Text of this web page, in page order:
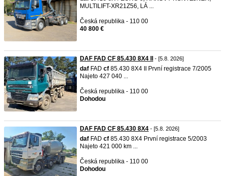
MULTILIFT​-XR21Z56,​ LÁ ...
Česká republika - 110 00
40 800 €
DAF FAD CF 85.430 8X4 II - [5.8. 2026]
daf FAD cf 85.430 8X4 II První registrace 7/2005
Najeto 427 040 ...
Česká republika - 110 00
Dohodou
DAF FAD CF 85.430 8X4 - [5.8. 2026]
daf FAD cf 85.430 8X4 První registrace 5/2003
Najeto 421 000 km ...
Česká republika - 110 00
Dohodou